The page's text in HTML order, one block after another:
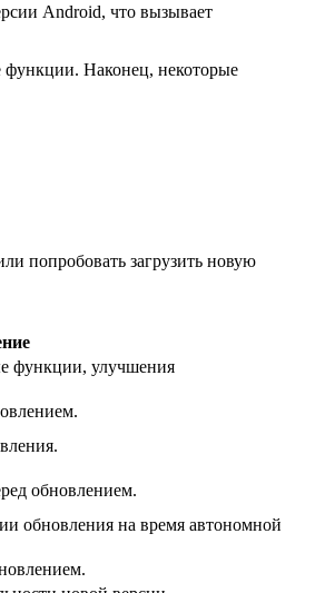
Android, что вызывает
функции. Наконец, некоторые
попробовать загрузить новую
функции, улучшения
обновлением.
обновления на время автономной